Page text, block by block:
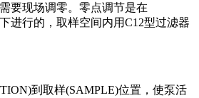
要现场调零。零点调节是在
进行的，取样空间内用C12型过滤器
到取样(SAMPLE)位置，使泵活